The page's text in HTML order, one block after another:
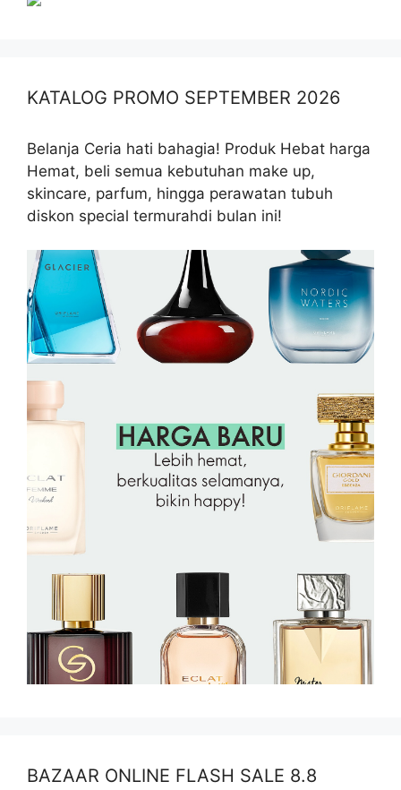
KATALOG PROMO SEPTEMBER 2026
Belanja Ceria hati bahagia! Produk Hebat harga
Hemat, beli semua kebutuhan make up,
skincare, parfum, hingga perawatan tubuh
diskon special termurahdi bulan ini!
BAZAAR ONLINE FLASH SALE 8.8